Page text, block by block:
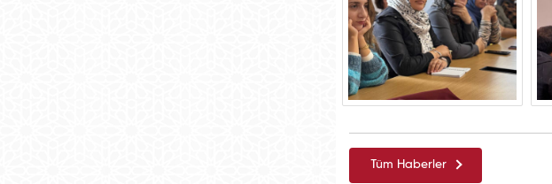
Tüm Haberler